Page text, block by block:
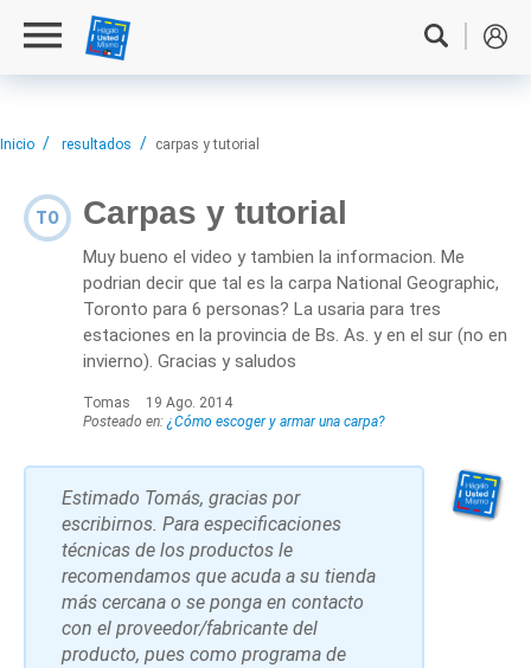
Inicio resultados carpas y tutorial
TO Carpas y tutorial
Muy bueno el video y tambien la informacion. Me
podrian decir que tal es la carpa National Geographic,
Toronto para 6 personas? La usaria para tres
estaciones en la provincia de Bs. As. y en el sur (no en
invierno). Gracias y saludos
Tomas
19 Ago. 2014
Posteado en: ¿Cómo escoger y armar una carpa?
Estimado Tomás, gracias por
escribirnos. Para especificaciones
técnicas de los productos le
recomendamos que acuda a su tienda
más cercana o se ponga en contacto
con el proveedor/fabricante del
producto, pues como programa de